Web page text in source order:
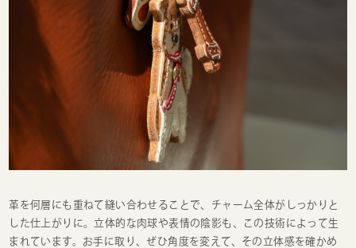
革を何層にも重ねて縫い合わせることで、チャーム全体がしっかりと
した仕上がりに。立体的な肉球や表情の陰影も、この技術によって生
まれています。お手に取り、ぜひ角度を変えて、その立体感を確かめ